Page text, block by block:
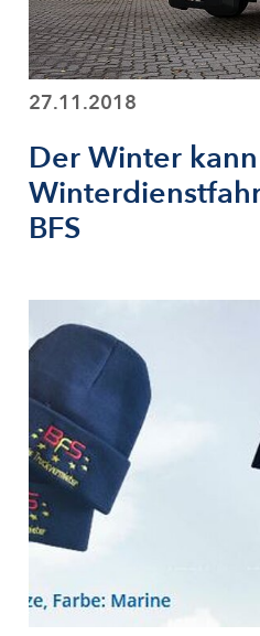
27.11.2018
Der Winter
BFS